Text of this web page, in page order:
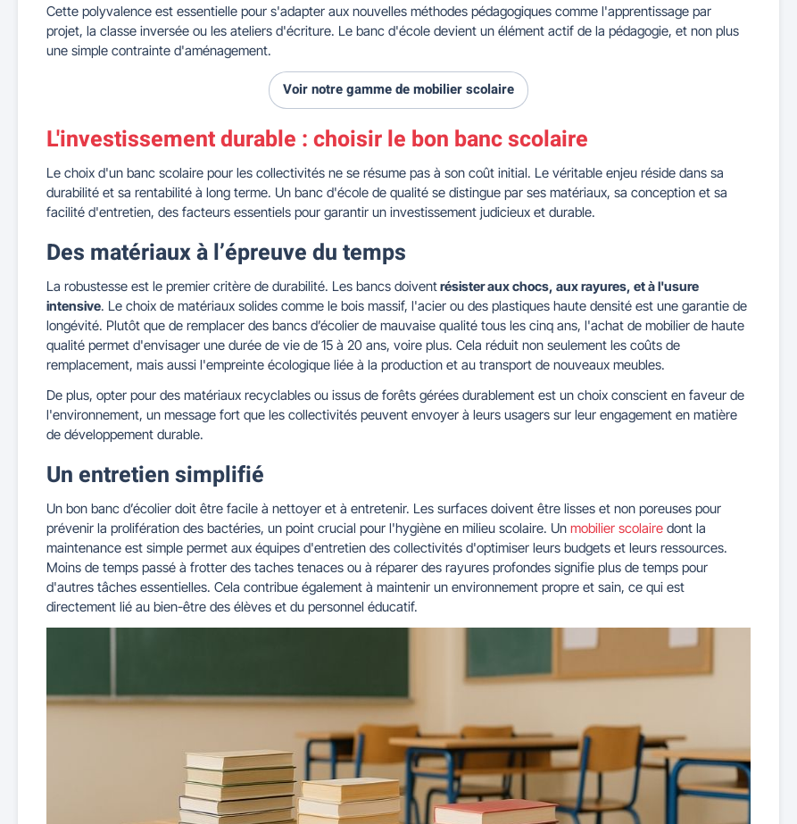
Cette polyvalence est essentielle pour s'adapter aux nouvelles méthodes pédagogiques comme l'apprentissage par
projet, la classe inversée ou les ateliers d'écriture. Le banc d'école devient un élément actif de la pédagogie, et non plus
une simple contrainte d'aménagement.
Voir notre gamme de mobilier scolaire
L'investissement durable : choisir le bon banc scolaire
Le choix d'un banc scolaire pour les collectivités ne se résume pas à son coût initial. Le véritable enjeu réside dans sa
durabilité et sa rentabilité à long terme. Un banc d'école de qualité se distingue par ses matériaux, sa conception et sa
facilité d'entretien, des facteurs essentiels pour garantir un investissement judicieux et durable.
Des matériaux à l’épreuve du temps
La robustesse est le premier critère de durabilité. Les bancs doiventrésister aux chocs, aux rayures, et à l'usure
intensive. Le choix de matériaux solides comme le bois massif, l'acier ou des plastiques haute densité est une garantie de
longévité. Plutôt que de remplacer des bancs d’écolier de mauvaise qualité tous les cinq ans, l'achat de mobilier de haute
qualité permet d'envisager une durée de vie de 15 à 20 ans, voire plus. Cela réduit non seulement les coûts de
remplacement, mais aussi l'empreinte écologique liée à la production et au transport de nouveaux meubles.
De plus, opter pour des matériaux recyclables ou issus de forêts gérées durablement est un choix conscient en faveur de
l'environnement, un message fort que les collectivités peuvent envoyer à leurs usagers sur leur engagement en matière
de développement durable.
Un entretien simplifié
Un bon banc d’écolier doit être facile à nettoyer et à entretenir. Les surfaces doivent être lisses et non poreuses pour
prévenir la prolifération des bactéries, un point crucial pour l'hygiène en milieu scolaire. Un mobilier scolaire dont la
maintenance est simple permet aux équipes d'entretien des collectivités d'optimiser leurs budgets et leurs ressources.
Moins de temps passé à frotter des taches tenaces ou à réparer des rayures profondes signifie plus de temps pour
d'autres tâches essentielles. Cela contribue également à maintenir un environnement propre et sain, ce qui est
directement lié au bien-être des élèves et du personnel éducatif.